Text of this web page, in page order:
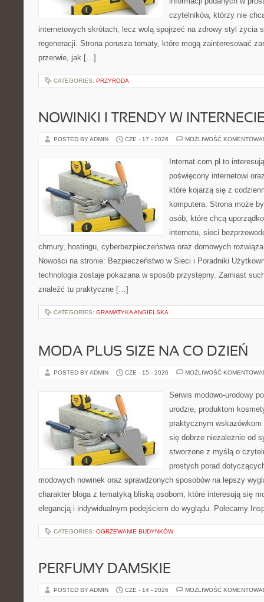
czytelników, którzy nie
internetowych skrótach, lecz wolą spojrzeć na zdrowy styl życia
regeneracji. Strona porusza tematy, które mogą zainteresować
przerwie, jak […]
CATEGORIES: PRZYRODA
NOWINKI I TRENDY W
POSTED BY ADMIN CZE - 17 - 2026 MOŻLIWOŚĆ
Internat.com.pl to
poświęcony internetowi
które kojarzą się z
komputera. Strona może
osób, które chcą
internetu, sieci
chmury, hostingu, cyberbezpieczeństwa oraz domowych
Nowości na stronie: Bezpieczeństwo w Sieci i Poradniki
technologia zostaje pokazana w sposób przystępny. Zamiast
znaleźć tu praktyczne […]
CATEGORIES: GRAMATYKA ANGIELSKA
MODA PLUS SIZE NA CO DZIEŃ
POSTED BY ADMIN CZE - 15 - 2026 MOŻLIWOŚĆ
Serwis modowo-urodowy
urodzie, produktom
praktycznym
się dobrze niezależnie od
stworzone z myślą o
prostych porad
modowych nowinek oraz sprawdzonych sposobów na lepszy
charakter bloga z tematyką bliską osobom, które interesują się
elegancją i indywidualnym podejściem do wyglądu. Polecamy
CATEGORIES: OGRZEWANIE BUDYNKÓW
PERFUMY DAMSKIE
POSTED BY ADMIN CZE - 14 - 2026 MOŻLIWOŚĆ